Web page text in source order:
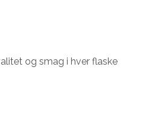
og smag i hver flaske